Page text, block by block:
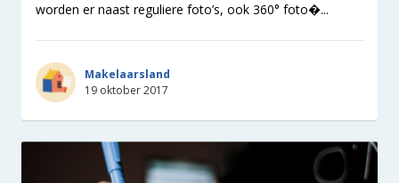
worden er naast reguliere foto’s, ook 360° foto�...
Makelaarsland
19 oktober 2017